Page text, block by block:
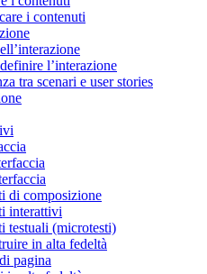
i contenuti
l’interazione
tra scenari e user stories
di composizione
interattivi
testuali (microtesti)
in alta fedeltà
pagina